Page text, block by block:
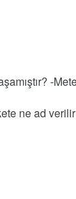
-
ne ad